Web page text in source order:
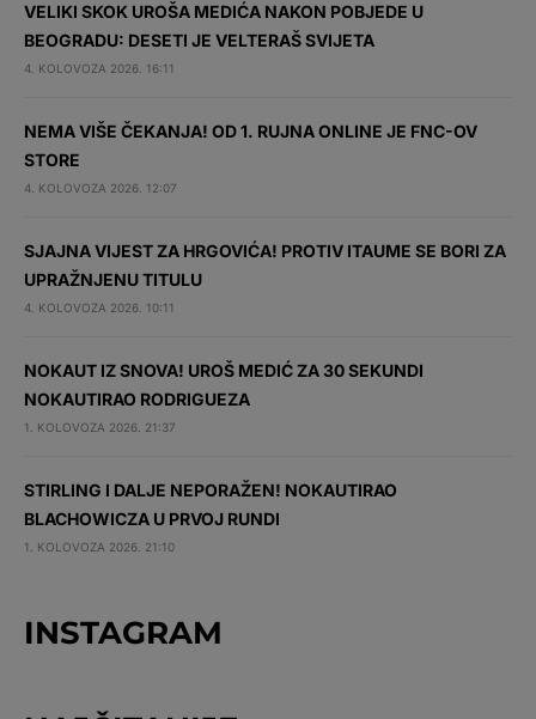
VELIKI SKOK UROŠA MEDIĆA NAKON POBJEDE U
BEOGRADU: DESETI JE VELTERAŠ SVIJETA
4. KOLOVOZA 2026. 16:11
NEMA VIŠE ČEKANJA! OD 1. RUJNA ONLINE JE FNC-OV
STORE
4. KOLOVOZA 2026. 12:07
SJAJNA VIJEST ZA HRGOVIĆA! PROTIV ITAUME SE BORI ZA
UPRAŽNJENU TITULU
4. KOLOVOZA 2026. 10:11
NOKAUT IZ SNOVA! UROŠ MEDIĆ ZA 30 SEKUNDI
NOKAUTIRAO RODRIGUEZA
1. KOLOVOZA 2026. 21:37
STIRLING I DALJE NEPORAŽEN! NOKAUTIRAO
BLACHOWICZA U PRVOJ RUNDI
1. KOLOVOZA 2026. 21:10
INSTAGRAM